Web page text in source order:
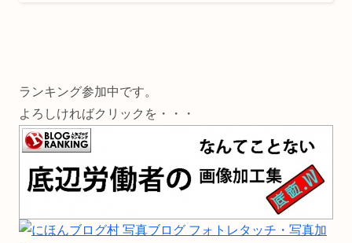
ランキング参加中です。
よろしければクリックを・・・